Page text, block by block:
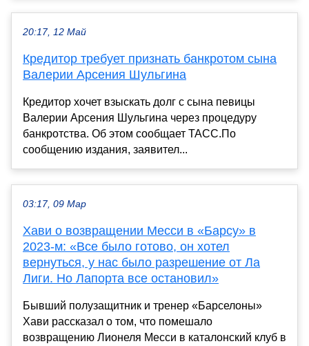
20:17, 12 Май
Кредитор требует признать банкротом сына
Валерии Арсения Шульгина
Кредитор хочет взыскать долг с сына певицы
Валерии Арсения Шульгина через процедуру
банкротства. Об этом сообщает ТАСС.По
сообщению издания, заявител...
03:17, 09 Мар
Хави о возвращении Месси в «Барсу» в
2023-м: «Все было готово, он хотел
вернуться, у нас было разрешение от Ла
Лиги. Но Лапорта все остановил»
Бывший полузащитник и тренер «Барселоны»
Хави рассказал о том, что помешало
возвращению Лионеля Месси в каталонский клуб в